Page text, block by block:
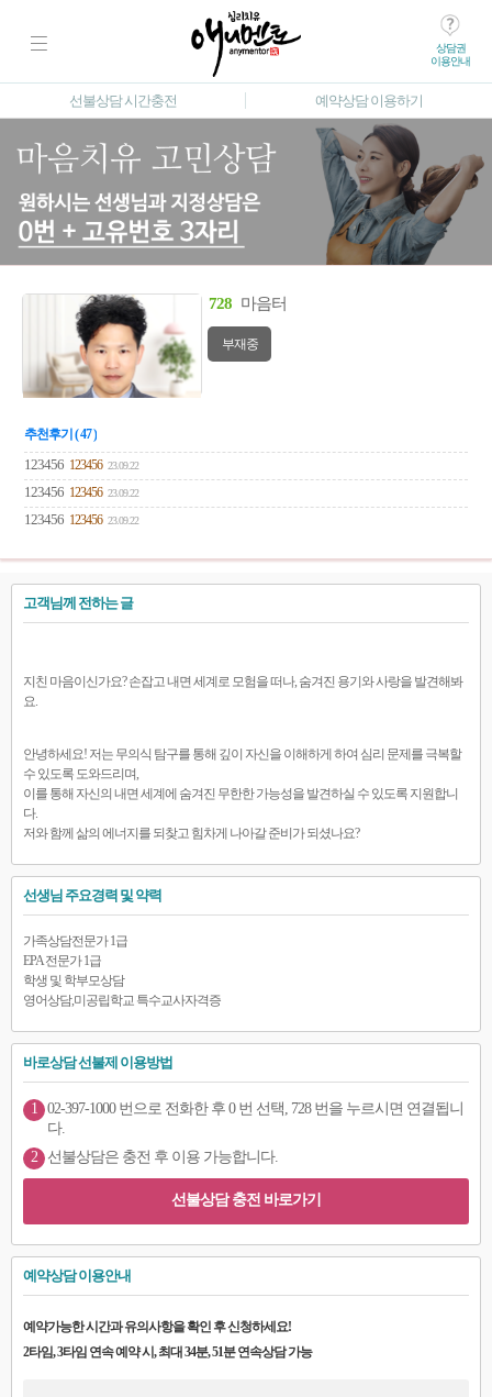
상담권
이용안내
선불상담 시간충전 예약상담 이용하기
728 마음터
부재중
추천후기 ( 47 )
123456 123456 23.09.22
123456 123456 23.09.22
123456 123456 23.09.22
고객님께 전하는 글
지친 마음이신가요? 손잡고 내면 세계로 모험을 떠나, 숨겨진 용기와 사랑을 발견해봐
요.
안녕하세요! 저는 무의식 탐구를 통해 깊이 자신을 이해하게 하여 심리 문제를 극복할
수 있도록 도와드리며,
이를 통해 자신의 내면 세계에 숨겨진 무한한 가능성을 발견하실 수 있도록 지원합니
다.
저와 함께 삶의 에너지를 되찾고 힘차게 나아갈 준비가 되셨나요?
선생님 주요경력 및 약력
가족상담전문가 1급
EPA 전문가 1급
학생 및 학부모상담
영어상담,미공립학교 특수교사자격증
바로상담 선불제 이용방법
1 02-397-1000 번으로 전화한 후 0 번 선택, 728 번을 누르시면 연결됩니
다.
2
선불상담은 충전 후 이용 가능합니다.
선불상담 충전 바로가기
예약상담 이용안내
예약가능한 시간과 유의사항을 확인 후 신청하세요!
2타임, 3타임 연속 예약 시, 최대 34분, 51분 연속상담 가능